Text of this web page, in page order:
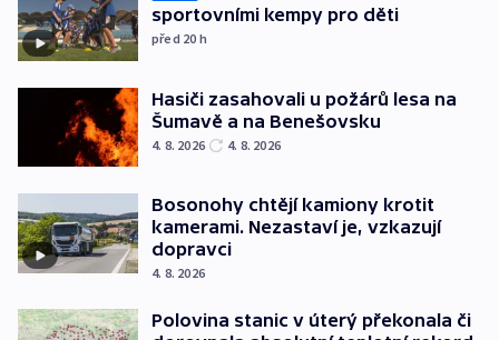
sportovními kempy pro děti
před 20 h
Hasiči zasahovali u požárů lesa na
Šumavě a na Benešovsku
4. 8. 2026 4. 8. 2026
Bosonohy chtějí kamiony krotit
kamerami. Nezastaví je, vzkazují
dopravci
4. 8. 2026
Polovina stanic v úterý překonala či